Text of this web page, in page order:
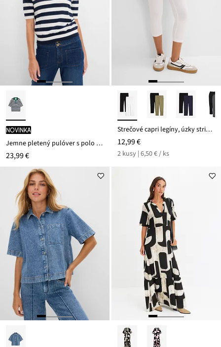
novinka
Jemne pletený pulóver s polo golierom
23,99 €
Strečové capri legíny, úzky strih (2 ks)
12,99 €
2 kusy | 6,50 € / ks